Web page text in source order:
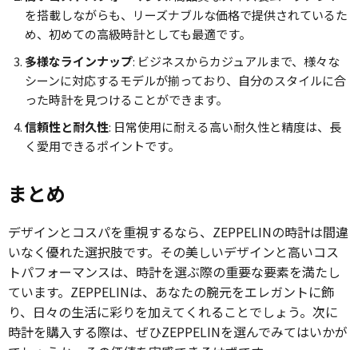
を搭載しながらも、リーズナブルな価格で提供されているた
め、初めての高級時計としても最適です。
多様なラインナップ: ビジネスからカジュアルまで、様々な
シーンに対応するモデルが揃っており、自分のスタイルに合
った時計を見つけることができます。
信頼性と耐久性: 日常使用に耐える高い耐久性と精度は、長
く愛用できるポイントです。
まとめ
デザインとコスパを重視するなら、ZEPPELINの時計は間違
いなく優れた選択肢です。その美しいデザインと高いコス
トパフォーマンスは、時計を選ぶ際の重要な要素を満たし
ています。ZEPPELINは、あなたの腕元をエレガントに飾
り、日々の生活に彩りを加えてくれることでしょう。次に
時計を購入する際は、ぜひZEPPELINを選んでみてはいかが